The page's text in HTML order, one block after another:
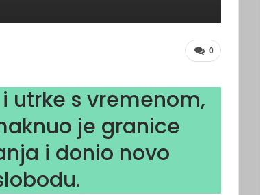
0
utrke s vremenom,
je granice
i donio novo